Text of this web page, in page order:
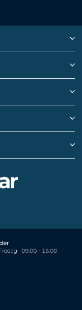
09:00 - 16:00